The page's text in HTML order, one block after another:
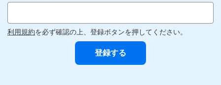
利用規約を必ず確認の上、登録ボタンを押してください。